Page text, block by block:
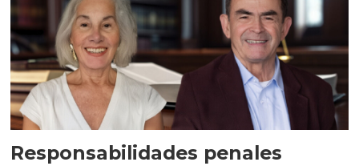
Responsabilidades penales